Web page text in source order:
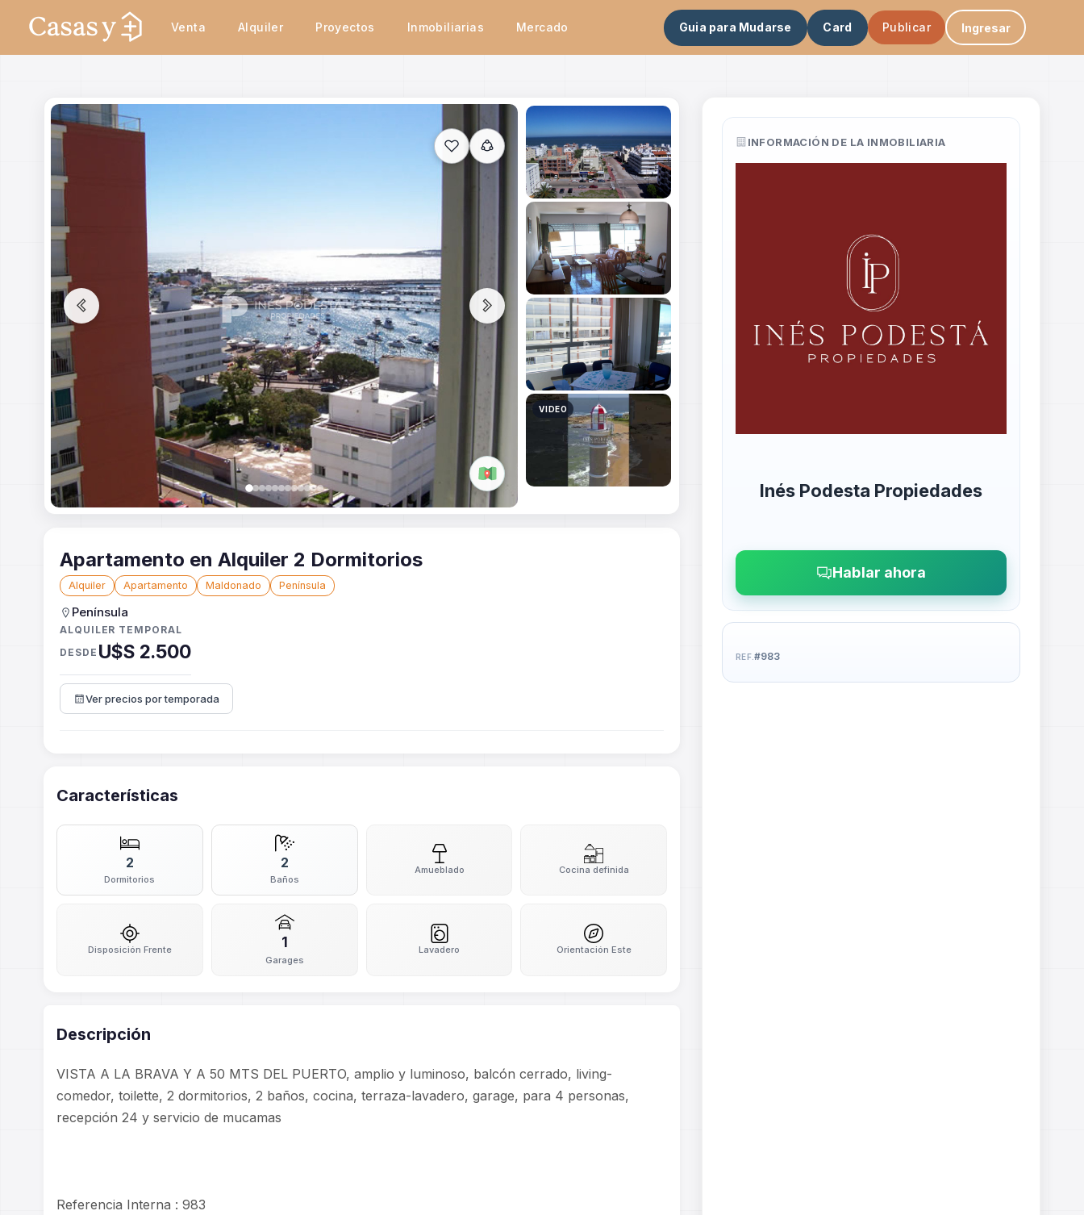
Venta Alquiler Proyectos Inmobiliarias Mercado Guia para Mudarse Card Publicar Ingresar
Apartamento en Alquiler 2 Dormitorios
Alquiler Apartamento Maldonado Península
Península
ALQUILER TEMPORAL
DESDE U$S 2.500
Ver precios por temporada
Características
2
Dormitorios
2
Baños
Amueblado Cocina definida
Disposición Frente 1
Garages
Lavadero Orientación Este
Descripción
VISTA A LA BRAVA Y A 50 MTS DEL PUERTO, amplio y luminoso, balcón cerrado, living-
comedor, toilette, 2 dormitorios, 2 baños, cocina, terraza-lavadero, garage, para 4 personas,
recepción 24 y servicio de mucamas
Referencia Interna : 983
INFORMACIÓN DE LA INMOBILIARIA
Inés Podesta Propiedades
Hablar ahora
REF.#983